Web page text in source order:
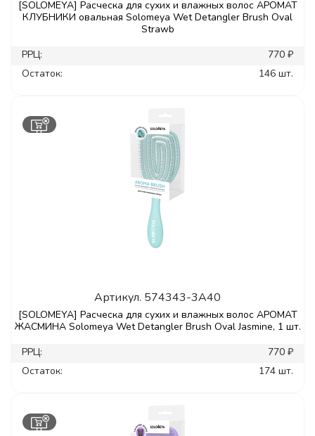
[SOLOMEYA] Расческа для сухих и влажных волос АРОМАТ
КЛУБНИКИ овальная Solomeya Wet Detangler Brush Oval
Strawb
РРЦ:
770 ₽
Остаток:
146 шт.
Артикул. 574343-3A40
[SOLOMEYA] Расческа для сухих и влажных волос АРОМАТ
ЖАСМИНА Solomeya Wet Detangler Brush Oval Jasmine, 1 шт.
РРЦ:
770 ₽
Остаток:
174 шт.